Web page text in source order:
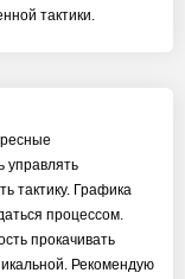
тактики.
управлять
тактику. Графика
процессом.
прокачивать
Рекомендую